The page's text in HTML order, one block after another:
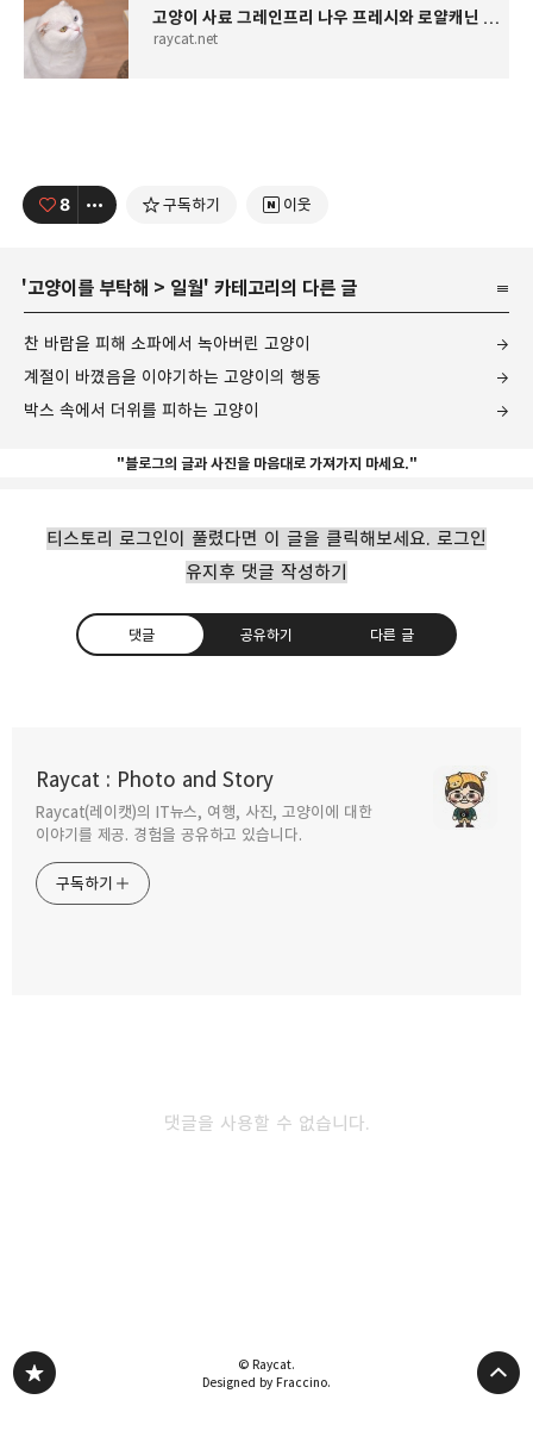
고양이 사료 그레인프리 나우 프레시와 로얄캐닌 인도어 비교
raycat.net
8 구독하기 이웃
'고양이를 부탁해 > 일월' 카테고리의 다른 글
찬 바람을 피해 소파에서 녹아버린 고양이
계절이 바꼈음을 이야기하는 고양이의 행동
박스 속에서 더위를 피하는 고양이
"블로그의 글과 사진을 마음대로 가져가지 마세요."
티스토리 로그인이 풀렸다면 이 글을 클릭해보세요. 로그인
유지후 댓글 작성하기
댓글 공유하기 다른 글
Raycat : Photo and Story
Raycat(레이캣)의 IT뉴스, 여행, 사진, 고양이에 대한
이야기를 제공. 경험을 공유하고 있습니다.
구독하기
댓글을 사용할 수 없습니다.
구독하기 카카오톡
© Raycat.
Designed by Fraccino.